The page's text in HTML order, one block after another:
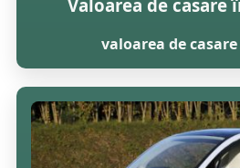
Valoarea de casare
valoarea de casare